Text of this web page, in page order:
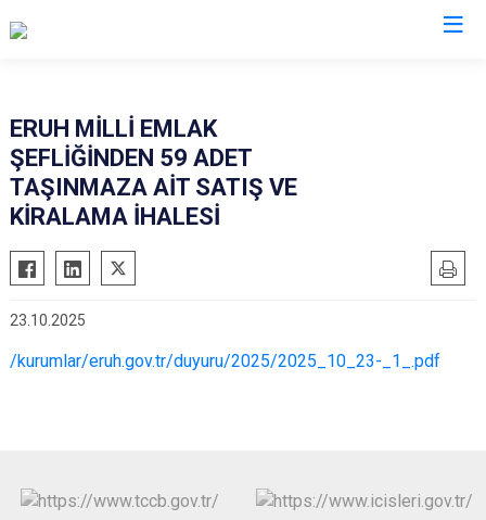
Tillo
Baykan
Kurtalan
ERUH MİLLİ EMLAK
ŞEFLİĞİNDEN 59 ADET
TAŞINMAZA AİT SATIŞ VE
KİRALAMA İHALESİ
23.10.2025
/kurumlar/eruh.gov.tr/duyuru/2025/2025_10_23-_1_.pdf